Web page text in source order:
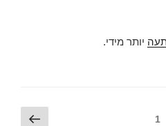
יותר מידי.
1
עמוד